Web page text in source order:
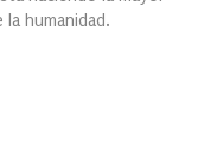
humanidad.